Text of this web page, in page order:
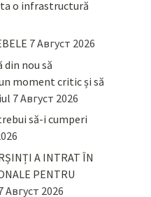
o infrastructură
7 Август 2026
nou să
moment critic și să
7 Август 2026
să-i cumperi
A INTRAT ÎN
PENTRU
Август 2026